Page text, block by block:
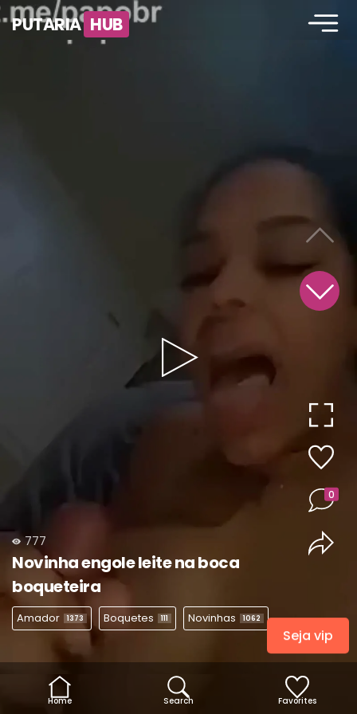
PUTARIA HUB
Play
777
Novinha engole leite na boca
boqueteira
Amador 1373 Boquetes 111 Novinhas 1062
0
Home Search Favorites
Seja vip